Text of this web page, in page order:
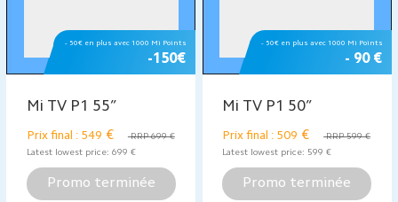
💗 Livraison Offerte
- 10 € - 10 €